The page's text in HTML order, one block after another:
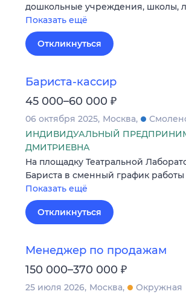
дошкольные учреждения, школы,
Показать ещё
Откликнуться
Бариста-кассир
45 000–60 000 ₽
06 октября 2025 Москва
ИНДИВИДУАЛЬНЫЙ
ДМИТРИЕВНА
На площадку Театральной
Бариста в сменный график работы
Показать ещё
Откликнуться
Менеджер по продажам
150 000–370 000 ₽
25 июля 2026 Москва Окружная